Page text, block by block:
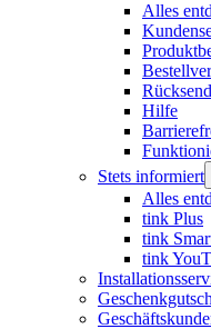
Alles
Hilfe
Stets informiert
Alles
tink Plus
tink
tink